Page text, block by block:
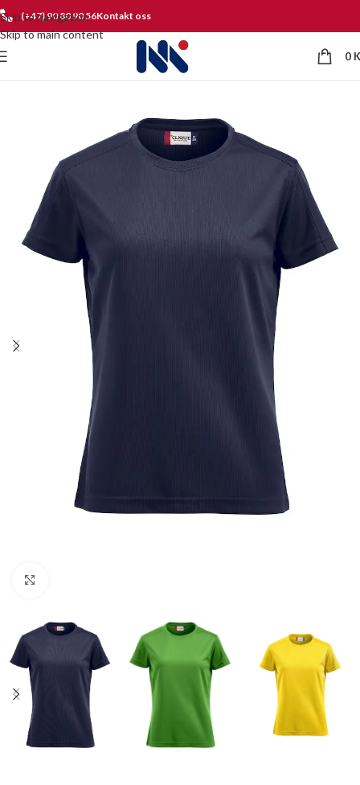
Skip to navigation
Skip to main content
(+47) 90 80 90 56Kontakt oss
0